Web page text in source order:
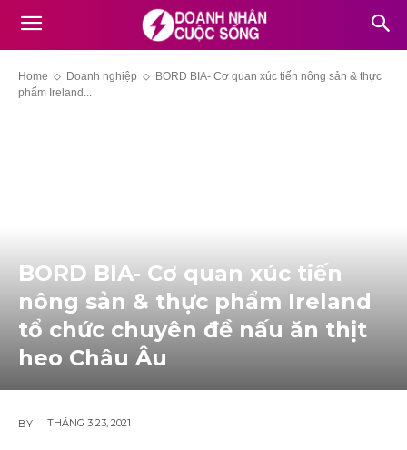
Home Doanh nghiệp
BORD BIA- Cơ quan xúc tiến nông sản & thực
phẩm Ireland...
BORD BIA- Cơ quan xúc tiến
nông sản & thực phẩm Ireland
tổ chức chuyên đề nấu ăn thịt
heo Châu Âu
BY THÁNG 3 23, 2021